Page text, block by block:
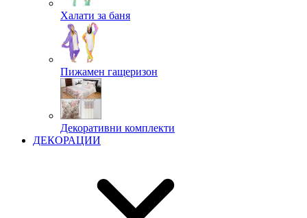
Халати за баня
Пижамен гащеризон
Декоративни комплекти
ДЕКОРАЦИИ